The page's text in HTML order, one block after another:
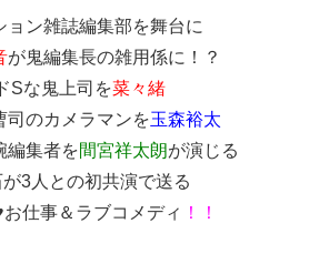
ョン雑誌編集部を舞台に
が鬼編集長の雑用係に！？
Sな鬼上司を菜々緒
司のカメラマンを玉森裕太
編集者を間宮祥太朗が演じる
が3人との初共演で送る
お仕事＆ラブコメディ ！！